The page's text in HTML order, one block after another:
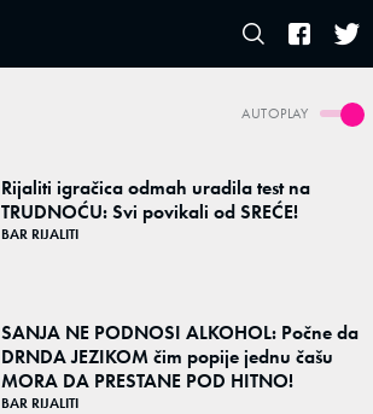
AUTOPLAY
Rijaliti igračica odmah uradila test na
TRUDNOĆU: Svi povikali od SREĆE!
BAR RIJALITI
SANJA NE PODNOSI ALKOHOL: Počne da
DRNDA JEZIKOM čim popije jednu čašu
MORA DA PRESTANE POD HITNO!
BAR RIJALITI